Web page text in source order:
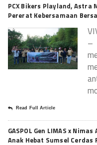
PCX Bikers Playland,
Pererat Kebersamaan
–
Read Full Article
GASPOL Gen LIMAS x
Anak Hebat Sumsel Cerdas